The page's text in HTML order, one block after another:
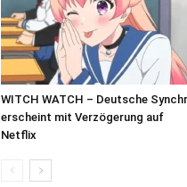
WITCH WATCH – Deutsche
erscheint mit Verzögerung auf
Netflix